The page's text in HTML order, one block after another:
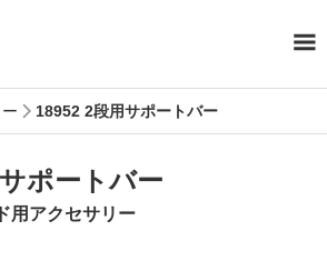
18952 2段用サポートバー
ポートバー
用アクセサリー